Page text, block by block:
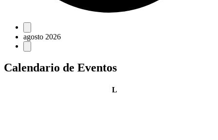
Eventos
agosto 2026
Calendario de Eventos
Llunes